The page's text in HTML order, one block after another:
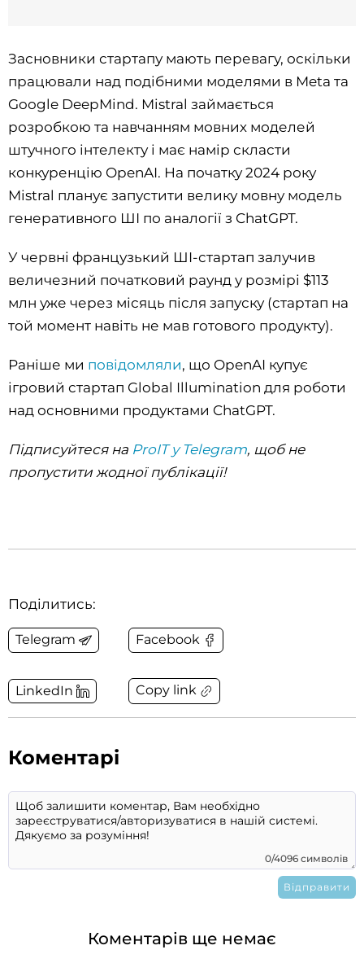
Засновники стартапу мають перевагу, оскільки
працювали над подібними моделями в Meta та
Google DeepMind. Mistral займається
розробкою та навчанням мовних моделей
штучного інтелекту і має намір скласти
конкуренцію OpenAI. На початку 2024 року
Mistral планує запустити велику мовну модель
генеративного ШІ по аналогії з ChatGPT.
У червні французький ШI-стартап залучив
величезний початковий раунд у розмірі $113
млн уже через місяць після запуску (стартап на
той момент навіть не мав готового продукту).
Раніше ми повідомляли, що OpenAI купує
ігровий стартап Global Illumination для роботи
над основними продуктами ChatGPT.
Підписуйтеся на ProIT у Telegram, щоб не
пропустити жодної публікації!
Поділитись:
Telegram Facebook
LinkedIn Copy link
Коментарі
0/4096 символів
Коментарів ще немає